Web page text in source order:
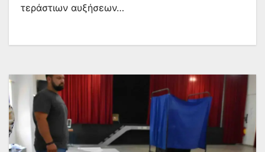
τεράστιων αυξήσεων…